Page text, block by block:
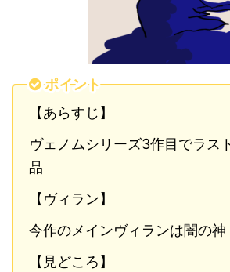
ポイント
【あらすじ】
ヴェノムシリーズ3作目でラス
品
【ヴィラン】
今作のメインヴィランは闇の神
【見どころ】